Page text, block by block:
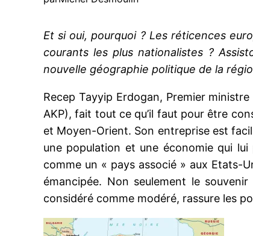
Et si oui, pourquoi ? Les réticences
courants les plus nationalistes ?
nouvelle géographie politique de la
Recep Tayyip Erdogan, Premier
AKP), fait tout ce qu’il faut pour être
et Moyen-Orient. Son entreprise est
une population et une économie qui
comme un « pays associé » aux Etats-
émancipée. Non seulement le
considéré comme modéré, rassure les